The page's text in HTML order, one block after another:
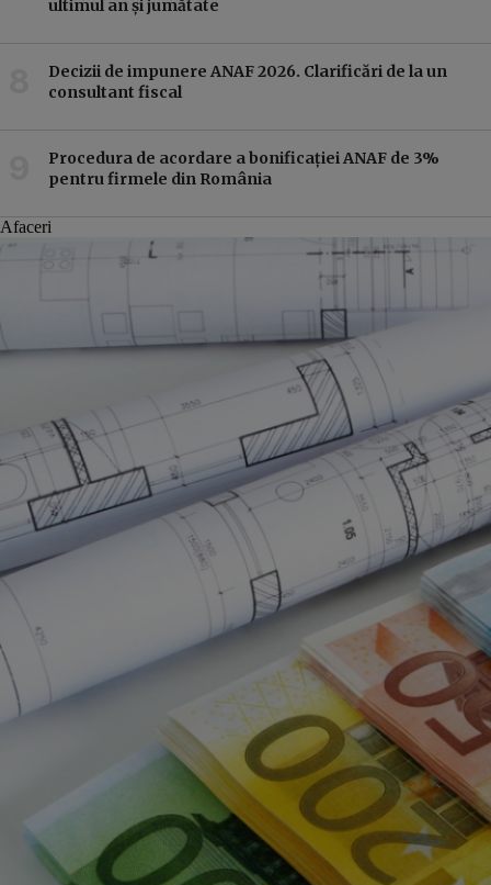
ultimul an și jumătate
Decizii de impunere ANAF 2026. Clarificări de la un
consultant fiscal
Procedura de acordare a bonificației ANAF de 3%
pentru firmele din România
Afaceri